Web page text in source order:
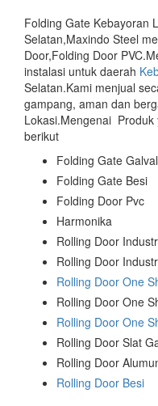
Folding Gate Kebayoran
Selatan,Maxindo Steel
Door,Folding Door
instalasi untuk daerah
Selatan.Kami menjual
gampang, aman dan
Lokasi.Mengenai
berikut
Folding Gate
Folding Gate Besi
Folding Door Pvc
Harmonika
Rolling Door
Rolling Door
Rolling Door One
Rolling Door One
Rolling Door One
Rolling Door Slat
Rolling Door
Rolling Door Besi